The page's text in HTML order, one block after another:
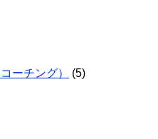
ーチング） (5)